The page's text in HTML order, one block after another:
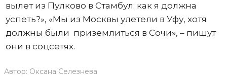
вылет из Пулково в Стамбул: как я должна
успеть?», «Мы из Москвы улетели в Уфу, хотя
должны были приземлиться в Сочи», – пишут
они в соцсетях.
Автор: Оксана Селезнева